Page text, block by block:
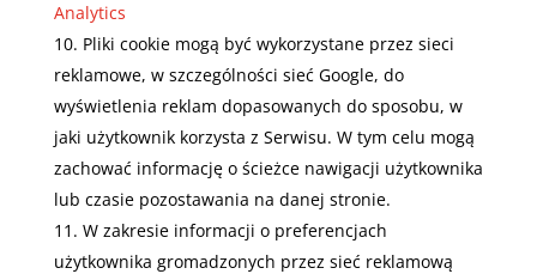
Analytics
Pliki cookie mogą być wykorzystane przez sieci
reklamowe, w szczególności sieć Google, do
wyświetlenia reklam dopasowanych do sposobu, w
jaki użytkownik korzysta z Serwisu. W tym celu mogą
zachować informację o ścieżce nawigacji użytkownika
lub czasie pozostawania na danej stronie.
W zakresie informacji o preferencjach
użytkownika gromadzonych przez sieć reklamową